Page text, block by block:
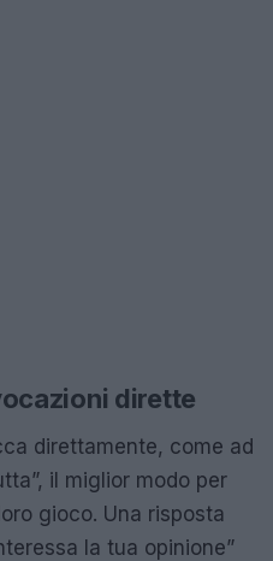
dirette
direttamente, come ad
il miglior modo per
gioco. Una risposta
la tua opinione”